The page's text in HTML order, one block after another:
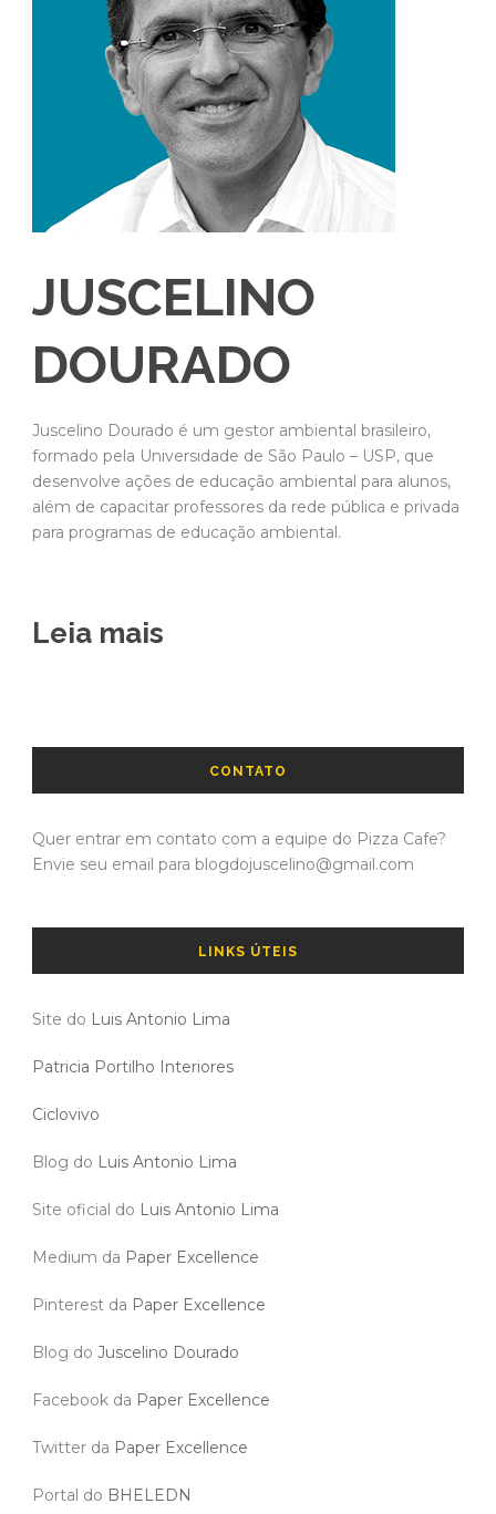
JUSCELINO
DOURADO
Juscelino Dourado é um gestor ambiental brasileiro,
formado pela Universidade de São Paulo – USP, que
desenvolve ações de educação ambiental para alunos,
além de capacitar professores da rede pública e privada
para programas de educação ambiental.
Leia mais
CONTATO
Quer entrar em contato com a equipe do Pizza Cafe?
Envie seu email para blogdojuscelino@gmail.com
LINKS ÚTEIS
Site do Luis Antonio Lima
Patricia Portilho Interiores
Ciclovivo
Blog do Luis Antonio Lima
Site oficial do Luis Antonio Lima
Medium da Paper Excellence
Pinterest da Paper Excellence
Blog do Juscelino Dourado
Facebook da Paper Excellence
Twitter da Paper Excellence
Portal do BHELEDN